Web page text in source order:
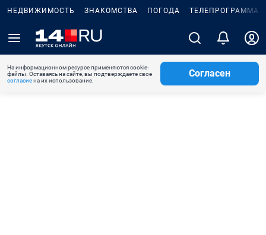
НЕДВИЖИМОСТЬ ЗНАКОМСТВА ПОГОДА ТЕЛЕПРОГРАММА
На информационном ресурсе применяются cookie-
файлы. Оставаясь на сайте, вы подтверждаете свое
согласиена их использование.
Согласен